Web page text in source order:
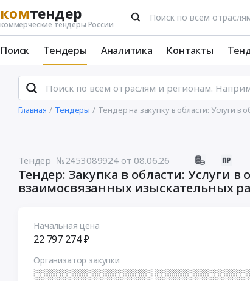
комтендер
коммерческие тендеры России
Поиск Тендеры Аналитика Контакты
Главная Тендеры Тендер на закупку в области: Услуги в
Тендер №2453089924от 08.06.26
Тендер: Закупка в области: Услуги в
взаимосвязанных изыскательных
Начальная цена
22 797 274 ₽
Организатор закупки
░░░░░░░░░░░░░░░░░░